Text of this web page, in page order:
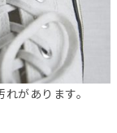
があります。